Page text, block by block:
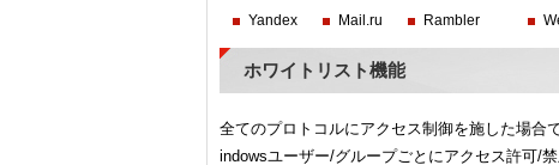
Yandex
Mail.ru
Rambler
ホワイトリスト機能
全てのプロトコルにアクセス制御を施した場合
indowsユーザー/グループごとにアクセス許可/